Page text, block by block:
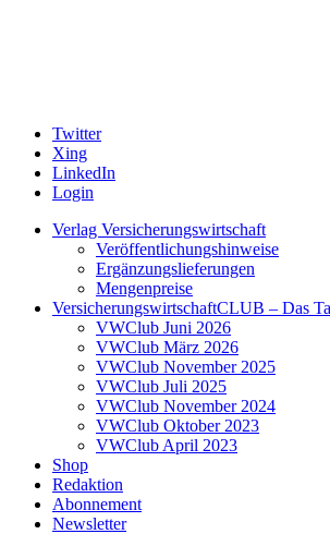
Twitter
Xing
LinkedIn
Login
Verlag Versicherungswirtschaft
Veröffentlichungshinweise
Ergänzungslieferungen
Mengenpreise
VersicherungswirtschaftCLUB – Das
VWClub Juni 2026
VWClub März 2026
VWClub November 2025
VWClub Juli 2025
VWClub November 2024
VWClub Oktober 2023
VWClub April 2023
Shop
Redaktion
Abonnement
Newsletter